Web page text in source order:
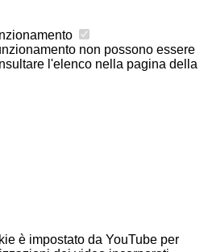
non possono essere
l'elenco nella pagina della
è impostato da YouTube per